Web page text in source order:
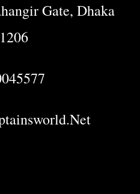
Gate, Dhaka